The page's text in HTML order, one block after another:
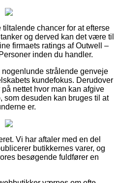
chancer for at efterse
og derved kan det være til
firmaets ratings af Outwell –
inden du handler.
strålende genveje
kundefokus. Derudover
nettet hvor man kan afgive
som desuden kan bruges til at
er.
Vi har aftaler med en del
butikkernes varer, og
besøgende fuldfører en